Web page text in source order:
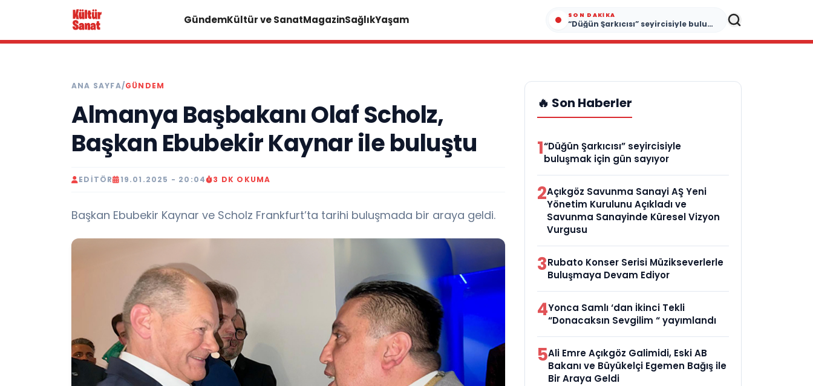
GündemKültür ve SanatMagazinSağlıkYaşam SON DAKIKA
“Düğün Şarkıcısı” seyircisiyle buluşmak için gün sayıyor
ANA SAYFA/GÜNDEM
Almanya Başbakanı Olaf Scholz,
Başkan Ebubekir Kaynar ile buluştu
EDITÖR 19.01.2025 - 20:04 3 DK OKUMA
Başkan Ebubekir Kaynar ve Scholz Frankfurt’ta tarihi buluşmada bir araya geldi.
🔥 Son Haberler
1“Düğün Şarkıcısı” seyircisiyle
buluşmak için gün sayıyor
2Açıkgöz Savunma Sanayi AŞ Yeni
Yönetim Kurulunu Açıkladı ve
Savunma Sanayinde Küresel Vizyon
Vurgusu
3Rubato Konser Serisi Müzikseverlerle
Buluşmaya Devam Ediyor
4Yonca Samlı ‘dan İkinci Tekli
“Donacaksın Sevgilim “ yayımlandı
5Ali Emre Açıkgöz Galimidi, Eski AB
Bakanı ve Büyükelçi Egemen Bağış ile
Bir Araya Geldi